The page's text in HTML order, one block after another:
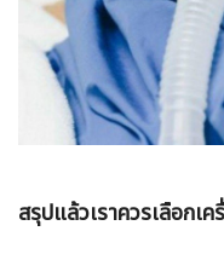
สรุปแล้วเราควรเลือกเ